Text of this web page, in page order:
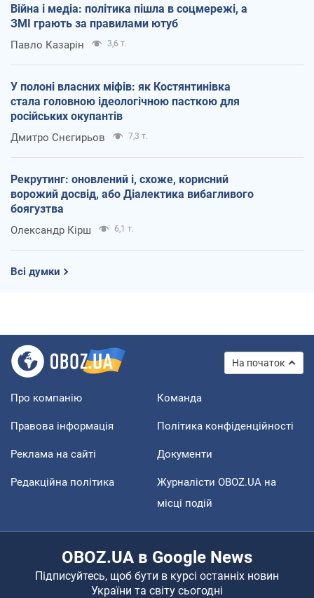
Війна і медіа: політика пішла в соцмережі, а
ЗМІ грають за правилами ютуб
Павло Казарін 3,6 т.
У полоні власних міфів: як Костянтинівка
стала головною ідеологічною пасткою для
російських окупантів
Дмитро Снєгирьов 7,3 т.
Рекрутинг: оновлений і, схоже, корисний
ворожий досвід, або Діалектика вибагливого
боягузтва
Олександр Кірш 6,1 т.
Всі думки
На початок
Про компанію Команда
Правова інформація Політика конфіденційності
Реклама на сайті Документи
Редакційна політика
Журналісти OBOZ.UA на
місці подій
OBOZ.UA в Google News
Підписуйтесь, щоб бути в курсі останніх новин
України та світу сьогодні